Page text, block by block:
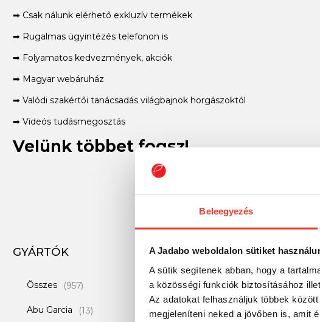
Beleegyezés
A Jadabo weboldalon sütiket
A sütik segítenek abban, hogy a
a közösségi funkciók biztosításához
Az adatokat felhasználjuk többek
megjeleníteni neked a jövőben is, amit
➡ Csak nálunk elérhető exkluzív termékek
➡ Rugalmas ügyintézés telefonon is
➡ Folyamatos kedvezmények, akciók
➡ Magyar webáruház
➡ Valódi szakértői tanácsadás világbajnok horgászoktól
➡ Videós tudásmegosztás
Velünk többet fogsz!
GYÁRTÓK
Összes (957)
Abu Garcia (13)